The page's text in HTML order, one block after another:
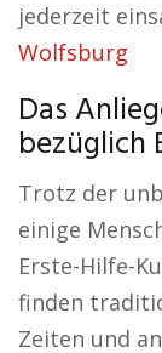
jederzeit
Wolfsburg
Das
bezüglich
Trotz der
einige
Erste-Hilfe-
finden
Zeiten und